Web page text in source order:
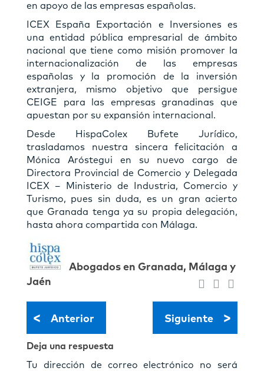
en apoyo de las empresas españolas.
ICEX España Exportación e Inversiones es
una entidad pública empresarial de ámbito
nacional que tiene como misión promover la
internacionalización de las empresas
españolas y la promoción de la inversión
extranjera, mismo objetivo que persigue
CEIGE para las empresas granadinas que
apuestan por su expansión internacional.
Desde HispaColex Bufete Jurídico,
trasladamos nuestra sincera felicitación a
Mónica Aróstegui en su nuevo cargo de
Directora Provincial de Comercio y Delegada
ICEX – Ministerio de Industria, Comercio y
Turismo, pues sin duda, es un gran acierto
que Granada tenga ya su propia delegación,
hasta ahora compartida con Málaga.
Abogados en Granada, Málaga y
Jaén
< Anterior Siguiente >
Deja una respuesta
Tu dirección de correo electrónico no será